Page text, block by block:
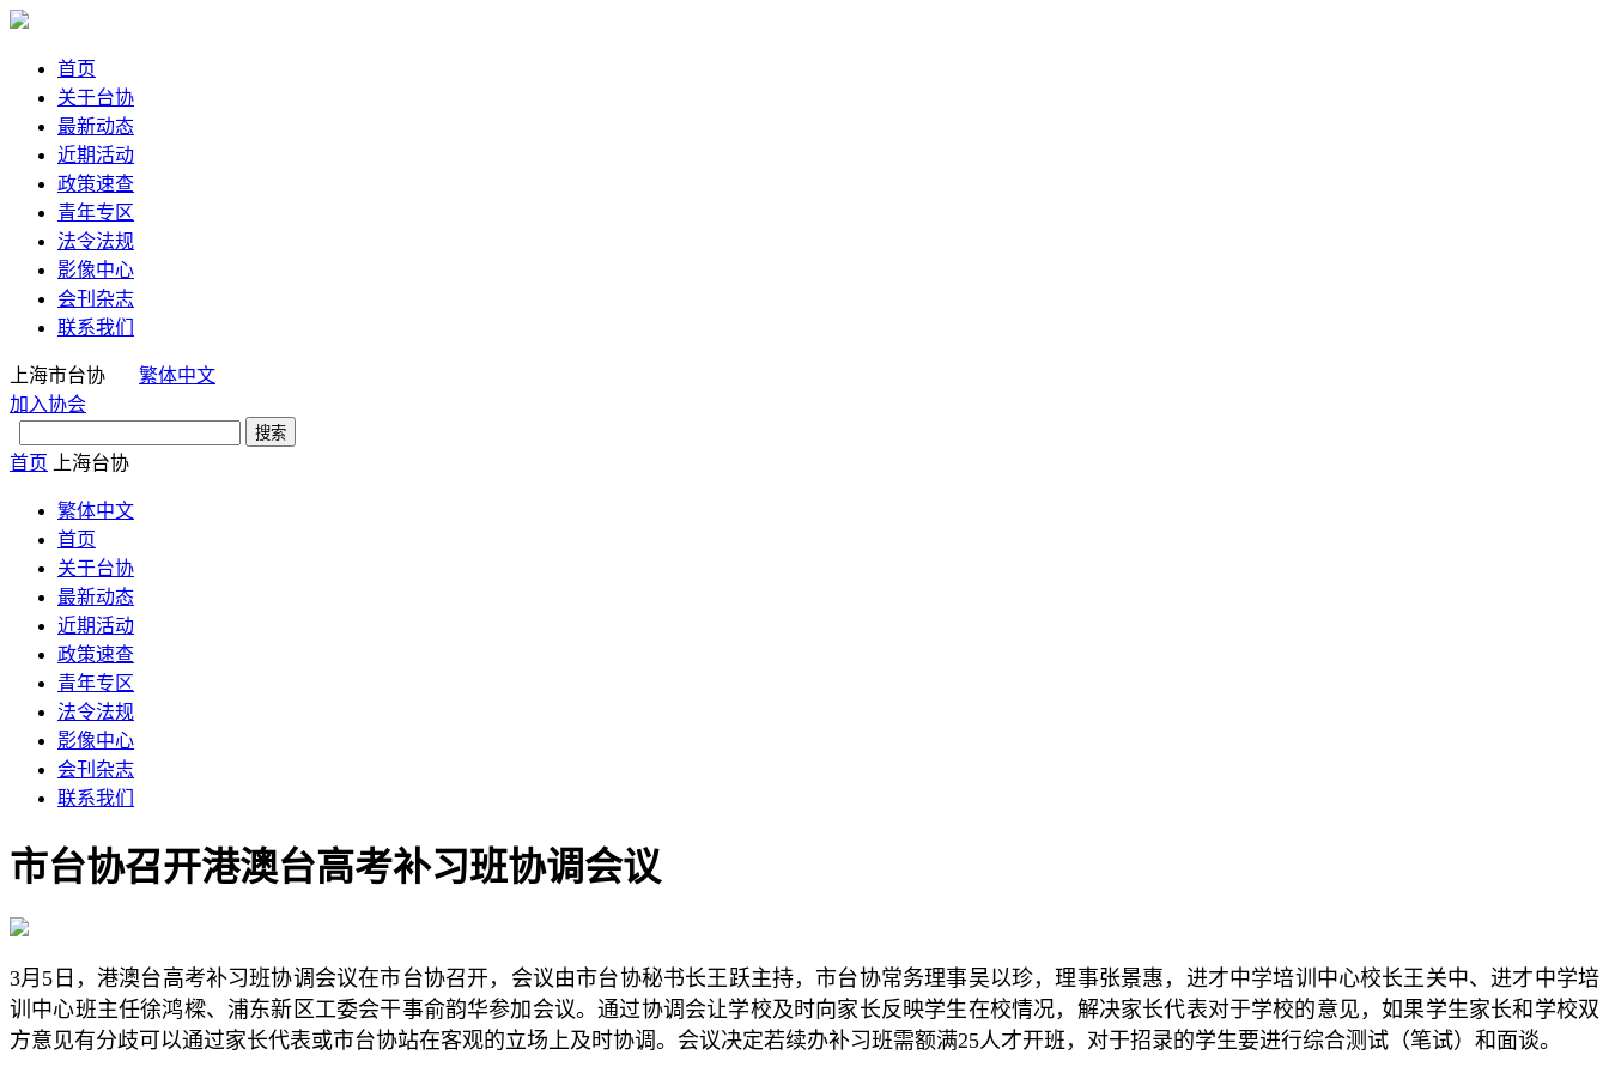
首页
关于台协
最新动态
近期活动
政策速查
青年专区
法令法规
影像中心
会刊杂志
联系我们
上海市台协
繁体中文
加入协会
首页 上海台协
繁体中文
首页
关于台协
最新动态
近期活动
政策速查
青年专区
法令法规
影像中心
会刊杂志
联系我们
市台协召开港澳台高考补习班协调会议
3月5日，港澳台高考补习班协调会议在市台协召开，会议由市台协秘书长王跃主持，市台协常务理事吴以珍，理事张景惠，进才中学培训中心校长王关中、进才中学培
训中心班主任徐鸿樑、浦东新区工委会干事俞韵华参加会议。通过协调会让学校及时向家长反映学生在校情况，解决家长代表对于学校的意见，如果学生家长和学校双
方意见有分歧可以通过家长代表或市台协站在客观的立场上及时协调。会议决定若续办补习班需额满25人才开班，对于招录的学生要进行综合测试（笔试）和面谈。